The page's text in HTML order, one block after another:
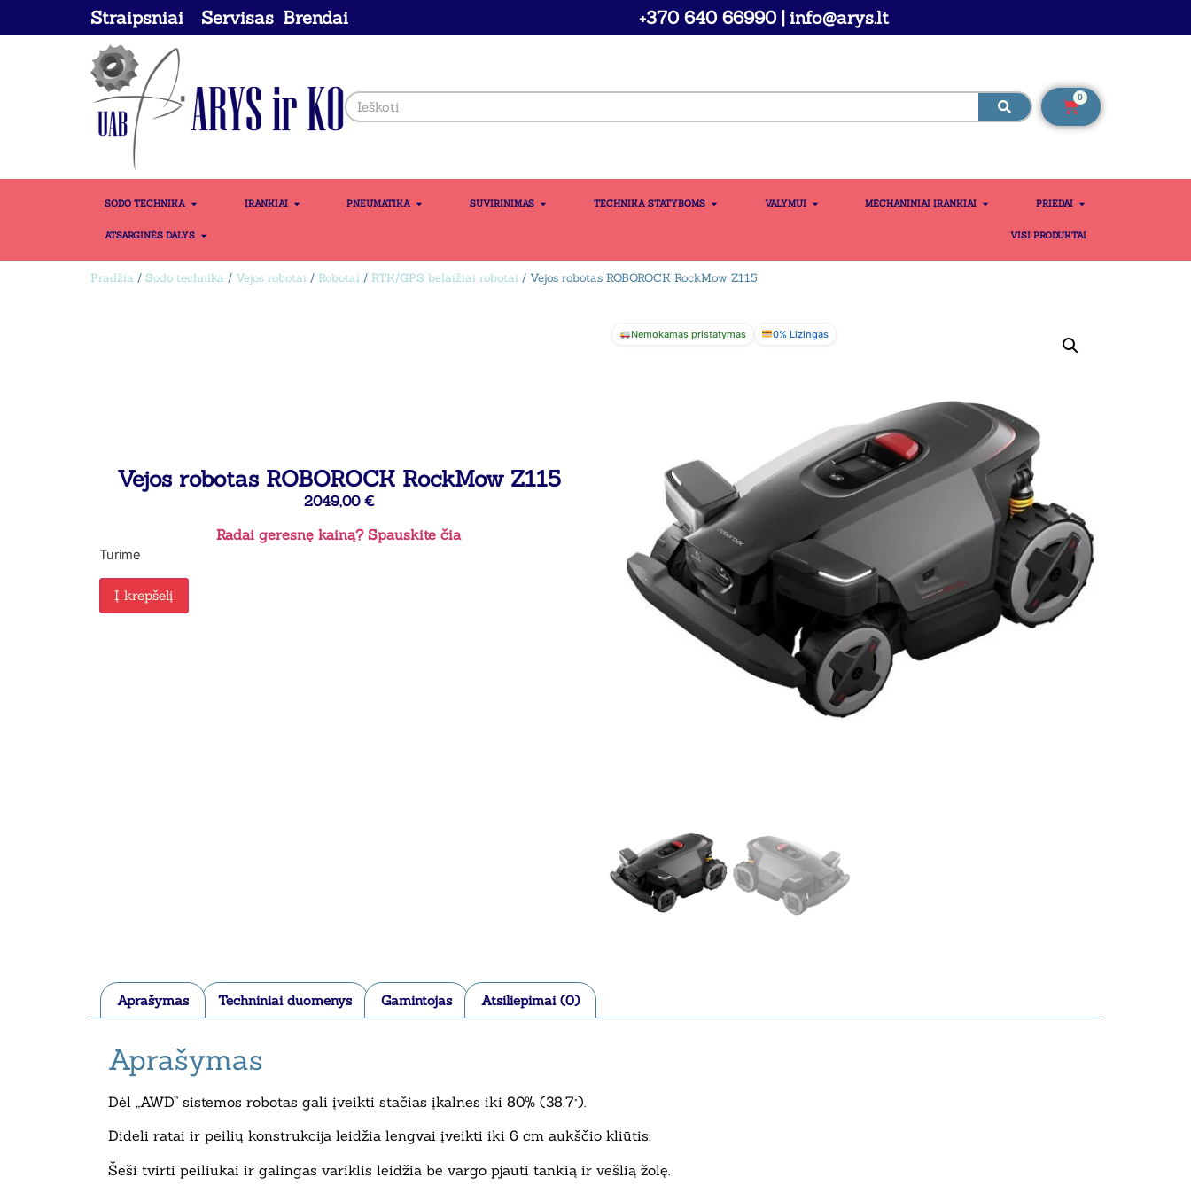
Straipsniai Servisas Brendai +370 640 66990 | info@arys.lt
0
SODO TECHNIKA ĮRANKIAI PNEUMATIKA SUVIRINIMAS TECHNIKA STATYBOMS VALYMUI MECHANINIAI ĮRANKIAI PRIEDAI
ATSARGINĖS DALYS VISI PRODUKTAI
Pradžia / Sodo technika / Vejos robotai / Robotai / RTK/GPS belaižiai robotai / Vejos robotas ROBOROCK RockMow Z115
Vejos robotas ROBOROCK RockMow Z115
2049,00 €
Radai geresnę kainą? Spauskite čia
Turime
Į krepšelį
Nemokamas pristatymas 0% Lizingas
Aprašymas Techniniai duomenys Gamintojas Atsiliepimai (0)
Aprašymas
Dėl „AWD” sistemos robotas gali įveikti stačias įkalnes iki 80% (38,7°).
Dideli ratai ir peilių konstrukcija leidžia lengvai įveikti iki 6 cm aukščio kliūtis.
Šeši tvirti peiliukai ir galingas variklis leidžia be vargo pjauti tankią ir vešlią žolę.